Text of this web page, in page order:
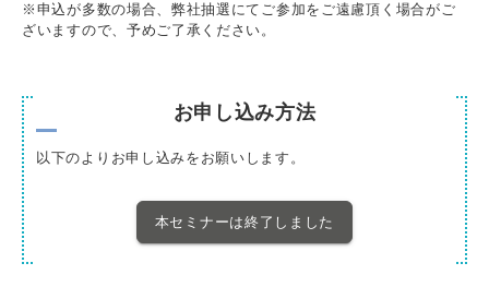
※申込が多数の場合、弊社抽選にてご参加をご遠慮頂く場合がご
ざいますので、予めご了承ください。
お申し込み方法
以下のよりお申し込みをお願いします。
本セミナーは終了しました